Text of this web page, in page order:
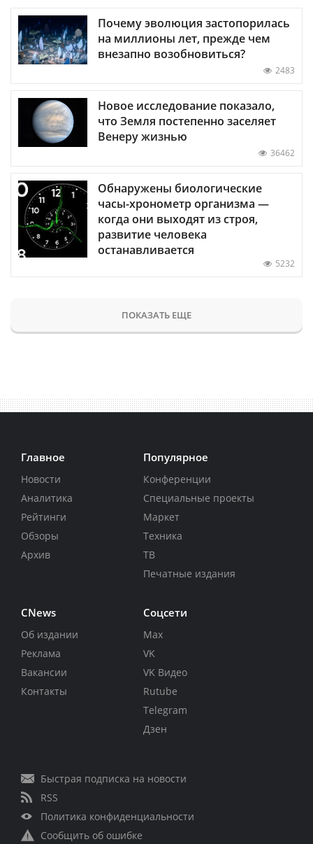
Почему эволюция застопорилась
на миллионы лет, прежде чем
внезапно возобновиться?
2483
Новое исследование показало,
что Земля постепенно заселяет
Венеру жизнью
36462
Обнаружены биологические
часы-хронометр организма —
когда они выходят из строя,
развитие человека
останавливается
5232
ПОКАЗАТЬ ЕЩЕ
Главное
Новости
Аналитика
Рейтинги
Обзоры
Архив
Популярное
Конференции
Специальные проекты
Маркет
Техника
ТВ
Печатные издания
CNews
Об издании
Реклама
Вакансии
Контакты
Соцсети
Max
VK
VK Видео
Rutube
Telegram
Дзен
Быстрая подписка на новости
RSS
Политика конфиденциальности
Сообщить об ошибке